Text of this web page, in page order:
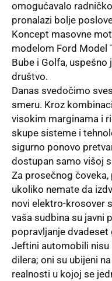
omogućavalo
pronalazi bolje
Koncept masovne
modelom Ford Model
Bube i Golfa,
društvo.
Danas svedočimo
smeru. Kroz
visokim marginama i
skupe sisteme i
sigurno ponovo
dostupan samo višoj
Za prosečnog
ukoliko nemate da
novi elektro-krosover
vaša sudbina su javni
popravljanje
Jeftini automobili nisu
dilera; oni su ubijeni
realnosti u kojoj se